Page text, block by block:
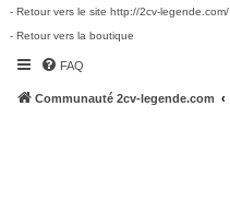
- Retour vers le site http://2cv-legende.com/
- Retour vers la boutique
FAQ
Communauté 2cv-legende.com